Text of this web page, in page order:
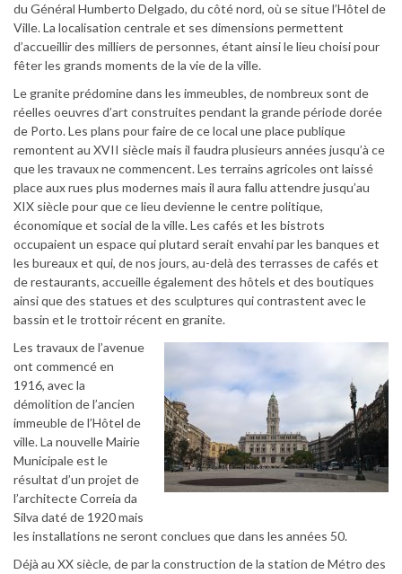
du Général Humberto Delgado, du côté nord, où se situe l’Hôtel de
Ville. La localisation centrale et ses dimensions permettent
d’accueillir des milliers de personnes, étant ainsi le lieu choisi pour
fêter les grands moments de la vie de la ville.
Le granite prédomine dans les immeubles, de nombreux sont de
réelles oeuvres d’art construites pendant la grande période dorée
de Porto. Les plans pour faire de ce local une place publique
remontent au XVII siècle mais il faudra plusieurs années jusqu’à ce
que les travaux ne commencent. Les terrains agricoles ont laissé
place aux rues plus modernes mais il aura fallu attendre jusqu’au
XIX siècle pour que ce lieu devienne le centre politique,
économique et social de la ville. Les cafés et les bistrots
occupaient un espace qui plutard serait envahi par les banques et
les bureaux et qui, de nos jours, au-delà des terrasses de cafés et
de restaurants, accueille également des hôtels et des boutiques
ainsi que des statues et des sculptures qui contrastent avec le
bassin et le trottoir récent en granite.
Les travauxde l’avenue
ont commencé en
1916, avec la
démolition de l’ancien
immeuble de l’Hôtel de
ville. La nouvelle Mairie
Municipale est le
résultat d’un projet de
l’architecte Correia da
Silva daté de 1920 mais
les installations ne seront conclues que dans les années 50.
Déjà au XX siècle, de par la construction de la station de Métro des